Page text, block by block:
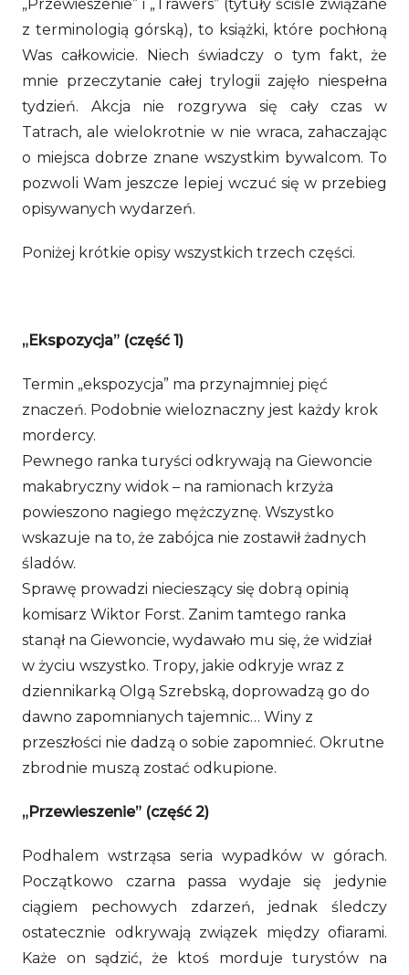
„Przewieszenie” i „Trawers” (tytuły ściśle związane
z terminologią górską), to książki, które pochłoną
Was całkowicie. Niech świadczy o tym fakt, że
mnie przeczytanie całej trylogii zajęło niespełna
tydzień. Akcja nie rozgrywa się cały czas w
Tatrach, ale wielokrotnie w nie wraca, zahaczając
o miejsca dobrze znane wszystkim bywalcom. To
pozwoli Wam jeszcze lepiej wczuć się w przebieg
opisywanych wydarzeń.
Poniżej krótkie opisy wszystkich trzech części.
„Ekspozycja” (część 1)
Termin „ekspozycja” ma przynajmniej pięć
znaczeń. Podobnie wieloznaczny jest każdy krok
mordercy.
Pewnego ranka turyści odkrywają na Giewoncie
makabryczny widok – na ramionach krzyża
powieszono nagiego mężczyznę. Wszystko
wskazuje na to, że zabójca nie zostawił żadnych
śladów.
Sprawę prowadzi niecieszący się dobrą opinią
komisarz Wiktor Forst. Zanim tamtego ranka
stanął na Giewoncie, wydawało mu się, że widział
w życiu wszystko. Tropy, jakie odkryje wraz z
dziennikarką Olgą Szrebską, doprowadzą go do
dawno zapomnianych tajemnic… Winy z
przeszłości nie dadzą o sobie zapomnieć. Okrutne
zbrodnie muszą zostać odkupione.
„Przewieszenie” (część 2)
Podhalem wstrząsa seria wypadków w górach.
Początkowo czarna passa wydaje się jedynie
ciągiem pechowych zdarzeń, jednak śledczy
ostatecznie odkrywają związek między ofiarami.
Każe on sądzić, że ktoś morduje turystów na